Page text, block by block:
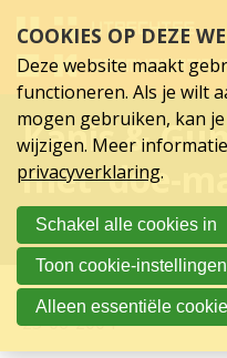
links
over
Spring
hoofd
inhoud
Spring
naar
hoofdnavigatie
Kanis &
met ‘doe-
campagne'
23-06-2004
COOKIES OP DEZE
Deze website maakt
functioneren. Als je wilt
mogen gebruiken, kan
wijzigen. Meer
privacyverklaring.
Schakel alle cookies in
Toon cookie-instellingen
Alleen essentiële